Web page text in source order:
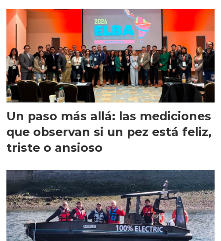
Un paso más allá: las mediciones
que observan si un pez está feliz,
triste o ansioso